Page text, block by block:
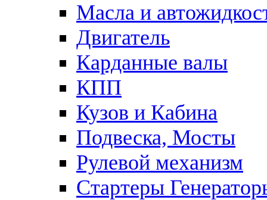
Масла и
Двигатель
Карданные валы
КПП
Кузов и Кабина
Подвеска, Мосты
Рулевой механизм
Стартеры